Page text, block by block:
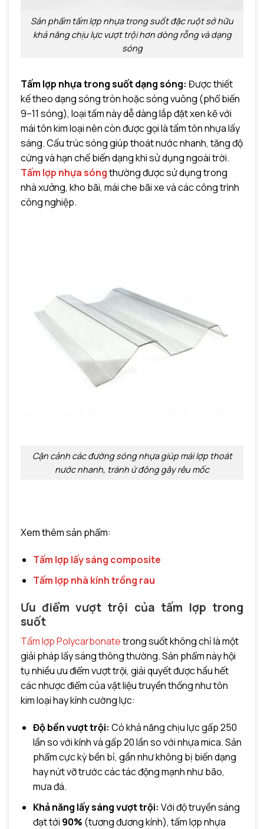
Sản phẩm tấm lợp nhựa trong suốt đặc ruột sở hữu
khả năng chịu lực vượt trội hơn dòng rỗng và dạng
sóng
Tấm lợp nhựa trong suốt dạng sóng: Được thiết
kế theo dạng sóng tròn hoặc sóng vuông (phổ biến
9–11 sóng), loại tấm này dễ dàng lắp đặt xen kẽ với
mái tôn kim loại nên còn được gọi là tấm tôn nhựa lấy
sáng. Cấu trúc sóng giúp thoát nước nhanh, tăng độ
cứng và hạn chế biến dạng khi sử dụng ngoài trời.
Tấm lợp nhựa sóngthường được sử dụng trong
nhà xưởng, kho bãi, mái che bãi xe và các công trình
công nghiệp.
Cận cảnh các đường sóng nhựa giúp mái lợp thoát
nước nhanh, tránh ứ đông gây rêu mốc
Xem thêm sản phẩm:
Tấm lợp lấy sáng composite
Tấm lợp nhà kính trồng rau
Ưu điểm vượt trội của tấm lợp trong
suốt
Tấm lợp Polycarbonatetrong suốt không chỉ là một
giải pháp lấy sáng thông thường. Sản phẩm này hội
tụ nhiều ưu điểm vượt trội, giải quyết được hầu hết
các nhược điểm của vật liệu truyền thống như tôn
kim loại hay kính cường lực:
Độ bền vượt trội: Có khả năng chịu lực gấp 250
lần so với kính và gấp 20 lần so với nhựa mica. Sản
phẩm cực kỳ bền bỉ, gần như không bị biến dạng
hay nứt vỡ trước các tác động mạnh như bão,
mưa đá.
Khả năng lấy sáng vượt trội: Với độ truyền sáng
đạt tới 90% (tương đương kính), tấm lợp nhựa